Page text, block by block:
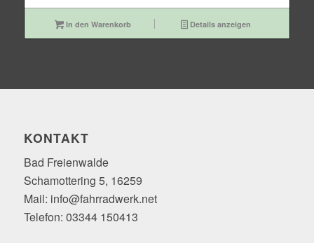
In den Warenkorb Details anzeigen
KONTAKT
Bad Freienwalde
Schamottering 5, 16259
Mail: info@fahrradwerk.net
Telefon: 03344 150413